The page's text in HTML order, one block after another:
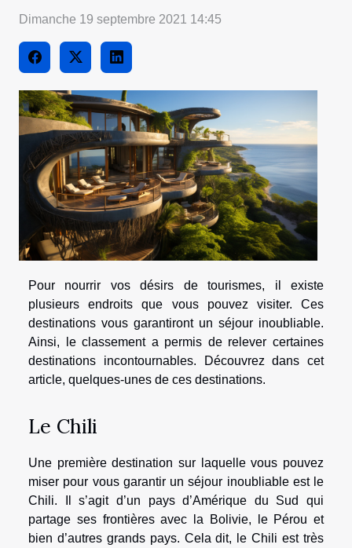
Dimanche 19 septembre 2021 14:45
Pour nourrir vos désirs de tourismes, il existe
plusieurs endroits que vous pouvez visiter. Ces
destinations vous garantiront un séjour inoubliable.
Ainsi, le classement a permis de relever certaines
destinations incontournables. Découvrez dans cet
article, quelques-unes de ces destinations.
Le Chili
Une première destination sur laquelle vous pouvez
miser pour vous garantir un séjour inoubliable est le
Chili. Il s’agit d’un pays d’Amérique du Sud qui
partage ses frontières avec la Bolivie, le Pérou et
bien d’autres grands pays. Cela dit, le Chili est très